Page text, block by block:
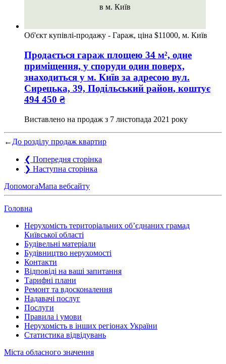
в м. Київ
Об'єкт купівлі-продажу - Гараж, ціна $11000, м. Київ
Продається гараж площею 34 м², одне
приміщення, у споруди один поверх,
знаходиться у м. Київ за адресою вул.
Сирецька, 39, Подільський район, коштує
494 450 ₴
Виставлено на продаж з 7 листопада 2021 року
← До розділу продаж квартир
❮ Попередня сторінка
❯ Наступна сторінка
ДопомогаМапа вебсайту
Головна
Нерухомість територіальних об’єднаних грамад
Київської області
Будівельні матеріали
Будівництво нерухомості
Контакти
Відповіді на ваші запитання
Тарифні плани
Ремонт та вдосконалення
Надавачі послуг
Послуги
Правила і умови
Нерухомість в інших регіонах України
Статистика відвідувань
Міста обласного значення